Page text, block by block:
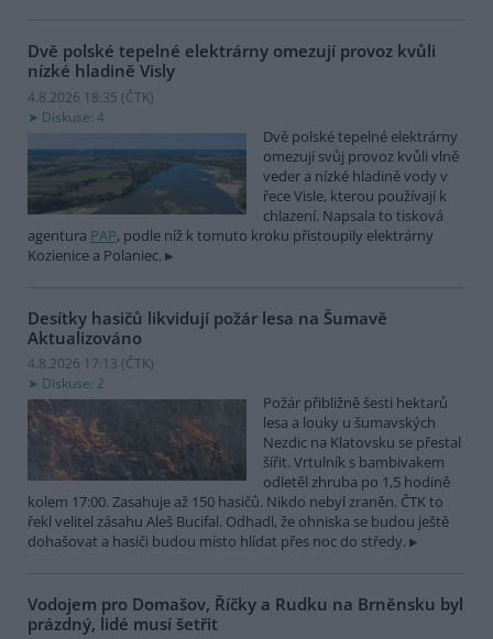
Dvě polské tepelné elektrárny omezují provoz kvůli
nízké hladině Visly
4.8.2026 18:35 (ČTK)
Diskuse: 4
Dvě polské tepelné elektrárny
omezují svůj provoz kvůli vlně
veder a nízké hladině vody v
řece Visle, kterou používají k
chlazení. Napsala to tisková
agentura PAP, podle níž k tomuto kroku přistoupily elektrárny
Kozienice a Polaniec.
Desítky hasičů likvidují požár lesa na Šumavě
Aktualizováno
4.8.2026 17:13 (ČTK)
Diskuse: 2
Požár přibližně šesti hektarů
lesa a louky u šumavských
Nezdic na Klatovsku se přestal
šířit. Vrtulník s bambivakem
odletěl zhruba po 1,5 hodině
kolem 17:00. Zasahuje až 150 hasičů. Nikdo nebyl zraněn. ČTK to
řekl velitel zásahu Aleš Bucifal. Odhadl, že ohniska se budou ještě
dohašovat a hasiči budou místo hlídat přes noc do středy.
Vodojem pro Domašov, Říčky a Rudku na Brněnsku byl
prázdný, lidé musí šetřit